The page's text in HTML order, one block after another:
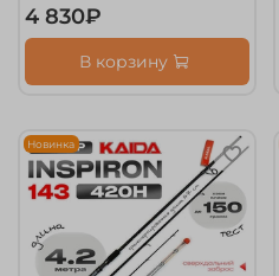
4 830₽
В корзину
Новинка